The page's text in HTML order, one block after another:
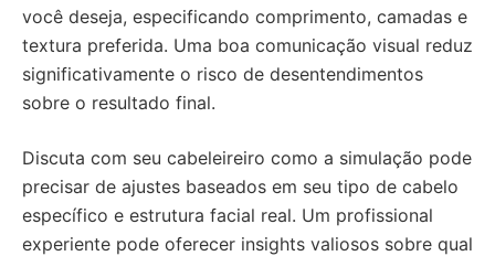
você deseja, especificando comprimento, camadas e
textura preferida. Uma boa comunicação visual reduz
significativamente o risco de desentendimentos
sobre o resultado final.
Discuta com seu cabeleireiro como a simulação pode
precisar de ajustes baseados em seu tipo de cabelo
específico e estrutura facial real. Um profissional
experiente pode oferecer insights valiosos sobre qual